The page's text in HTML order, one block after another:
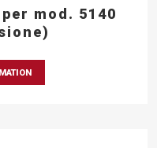
mod. 5140